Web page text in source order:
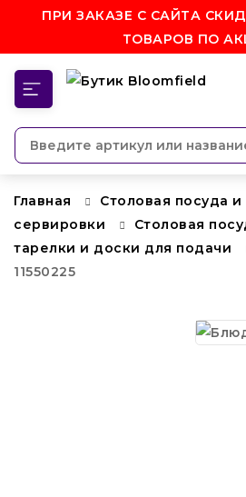
ПРИ ЗАКАЗЕ С САЙТА
ТОВАРОВ ПО
Главная
Столовая посуда
сервировки
Столовая
тарелки и доски для подачи
11550225